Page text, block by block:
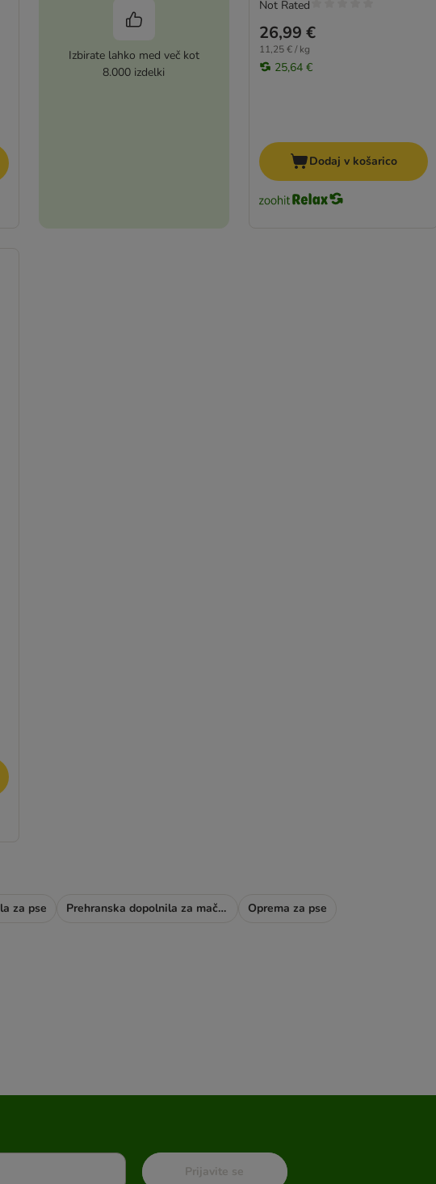
Izbirate lahko med več kot
8.000 izdelki
26,99 €
11,25 € / kg
25,64 €
Not Rated
Dodaj v košarico
za pse Prehranska dopolnila za mačke
Oprema za pse
Prijavite se